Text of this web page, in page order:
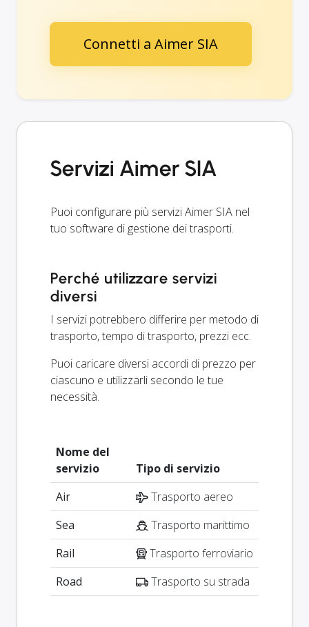
Connetti a Aimer SIA
Servizi Aimer SIA
Puoi configurare più servizi Aimer SIA nel
tuo software di gestione dei trasporti.
Perché utilizzare servizi
diversi
I servizi potrebbero differire per metodo di
trasporto, tempo di trasporto, prezzi ecc.
Puoi caricare diversi accordi di prezzo per
ciascuno e utilizzarli secondo le tue
necessità.
Nome del
servizio
Tipo di servizio
Air
Trasporto aereo
Sea
Trasporto marittimo
Rail
Trasporto ferroviario
Road
Trasporto su strada